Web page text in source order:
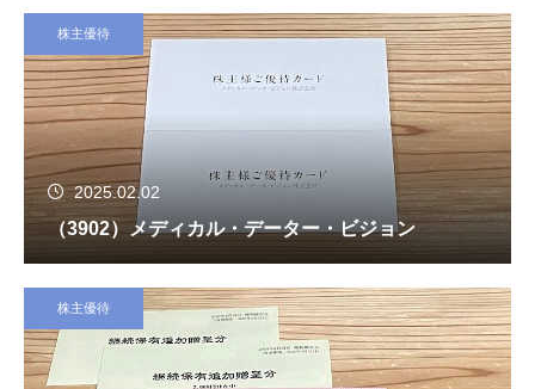
株主優待
2025.02.02
（3902）メディカル・データー・ビジョン
株主優待